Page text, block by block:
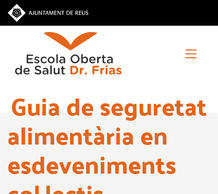
Vés
Guia de seguretat
alimentària en
esdeveniments